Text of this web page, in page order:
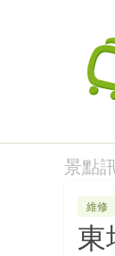
景點
維修
東